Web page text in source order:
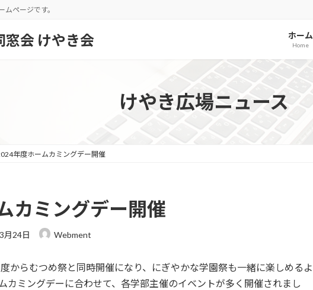
ページです。
窓会 けやき会 ホーム
Home
けやき広場ニュース
年度ホームカミングデー開催
カミングデー開催
月24日 Webment
からむつめ祭と同時開催になり、にぎやかな学園祭も一緒に楽しめるよ
カミングデーに合わせて、各学部主催のイベントが多く開催されまし